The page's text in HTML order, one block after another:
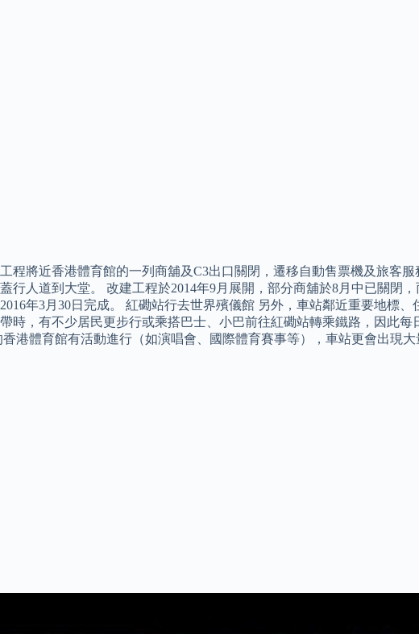
程將近香港體育館的一列商舖及C3出口關閉，遷移自動售票機及旅客
行人道到大堂。 改建工程於2014年9月展開，部分商舖於8月中已關閉
年3月30日完成。 紅磡站行去世界殯儀館 另外，車站鄰近重要地標
時，有不少居民更步行或乘搭巴士、小巴前往紅磡站轉乘鐵路，因此每
港體育館有活動進行（如演唱會、國際體育賽事等），車站更會出現大